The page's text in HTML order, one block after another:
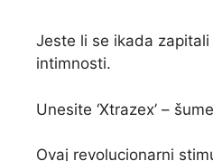
Jeste li se ikada
intimnosti.
Unesite ‘Xtrazex’ –
Ovaj revolucionarni